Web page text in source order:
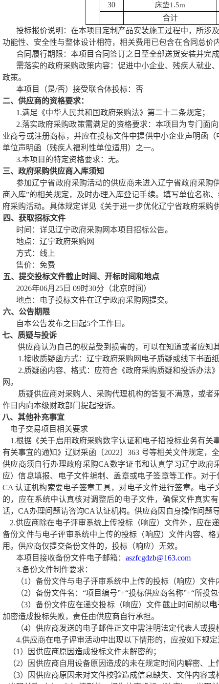
30 床垫1.5m
合计
投标报价说明：在本项目定制产品安装施工过程中，所涉
功能性、安全性与整体设计相符，相关费用已包含在合同总价
合同履行期限： 本项目合同签订之日至全部送货安装并完
需落实的政府采购政策内容：促进中小企业、残疾人就业
政策。
本项目（是/否）接受联合体投标：否
二、供应商的资格要求：
1.满足《中华人民共和国政府采购法》第二十二条规定；
2.落实政府采购政策需满足的资格要求：本项目为专门面
业商号或注册商标，并应在投标文件中提供中小企业声明函
单位声明函（残疾人福利性单位适用）之一。
3.本项目的特定资格要求：无。
三、政府采购供应商入库须知
参加辽宁省政府采购活动的供应商未进入辽宁省政府采
商入库”的相关规定，及时办理入库登记手续。填写单位名称
府采购活动。具体规定详见《关于进一步优化辽宁省政府采购
四、获取招标文件
时间：详见辽宁政府采购网本项目招标公告。
地点：辽宁政府采购网
方式：线上
售价：免费
五、提交投标文件截止时间、开标时间和地点
2026年06月 25 日 09时30分（北京时间）
地点：
电子投标文件在辽宁政府采购网提交。
六、公告期限
自本公告发布之日起5个工作日。
七、质疑与投诉
供应商认为自己的权益受到损害的，可以在知道或者应
1.接收质疑函方式：辽宁政府采购网电子质疑或线下书面
2.质疑函内容、格式：应符合《政府采购质疑和投诉办法
网。
质疑供应商对采购人、采购代理机构的答复不满意，或
作日内向本级财政部门提起投诉。
八、其他补充事宜
电子交易项目相关要求
1.根据《关于启用政府采购数字认证和电子招投标业务有关
有关事宜的通知》辽财采函〔2022〕 363 号等相关文件规定，
供应商须自行办理政府采购CA数字证书和认真学习辽宁政府
应）信息填报、电子文件编制、盖章或电子签章等工作。对
CA认证机构索要电子签章工具，对电子文件进行签章。电
的，应在系统中认真核对调整后的电子文件，确保文件真实
话， CA办理问题请咨询CA认证机构。供应商因自身操作问题
2.供应商除在电子评审系统上传投标（响应）文件外，应在
备份文件与电子评审系统中上传的投标（响应）文件内容、
用。供应商仅提交备份文件的，投标（响应）无效。
本项目接收备份文件电子邮箱： aszfcgdzb@163.com
3.备份文件制作要求：
（1 ）备份文件与电子评审系统中上传的投标（响应）文件
（2）备份文件名：“项目编号”+“投标供应商名称”+“所投
（3）备份文件应在递交投标（响应）文件截止时间前以
加密造成投标失败，责任由供应商自行承担。
（4）供应商发送的电子邮件正文中需注明法定代表人或授
4.供应商在电子评审活动中出现以下情形的，应按如下规
（1 ）因供应商原因造成投标文件未解密的；
（2）因供应商自用设备原因造成的未在规定时间内解密、
（3）因供应商原因未对文件校验造成信息缺失、文件内容